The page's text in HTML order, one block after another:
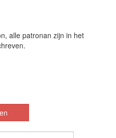
alle patronan zijn in het